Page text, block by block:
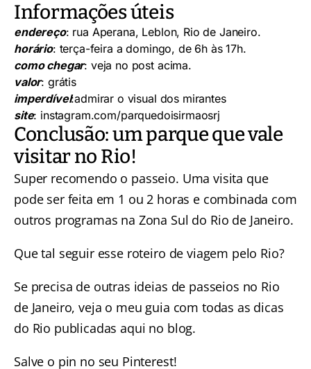
Informações úteis
endereço: rua Aperana, Leblon, Rio de Janeiro.
horário: terça-feira a domingo, de 6h às 17h.
como chegar: veja no post acima.
valor: grátis
imperdível:admirar o visual dos mirantes
site: instagram.com/parquedoisirmaosrj
Conclusão: um parque que vale
visitar no Rio!
Super recomendo o passeio. Uma visita que
pode ser feita em 1 ou 2 horas e combinada com
outros programas na Zona Sul do Rio de Janeiro.
Que tal seguir esse roteiro de viagem pelo Rio?
Se precisa de outras ideias de passeios no Rio
de Janeiro, veja o meu guia com todas as dicas
do Rio publicadas aqui no blog.
Salve o pin no seu Pinterest!